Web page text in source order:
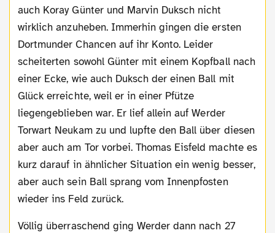
auch Koray Günter und Marvin Duksch nicht
wirklich anzuheben. Immerhin gingen die ersten
Dortmunder Chancen auf ihr Konto. Leider
scheiterten sowohl Günter mit einem Kopfball nach
einer Ecke, wie auch Duksch der einen Ball mit
Glück erreichte, weil er in einer Pfütze
liegengeblieben war. Er lief allein auf Werder
Torwart Neukam zu und lupfte den Ball über diesen
aber auch am Tor vorbei. Thomas Eisfeld machte es
kurz darauf in ähnlicher Situation ein wenig besser,
aber auch sein Ball sprang vom Innenpfosten
wieder ins Feld zurück.
Völlig überraschend ging Werder dann nach 27